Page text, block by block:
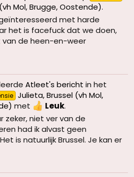
Mol, Brugge, Oostende).
met harde
het is facefuck dat we doen,
de heen-en-weer
Atleet's bericht in het
Julieta, Brussel (vh Mol,
met Leuk.
zeker, niet ver van de
had ik alvast geen
is natuurlijk Brussel. Je kan er